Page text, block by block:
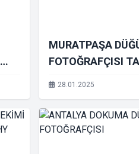
MURATPAŞA
FOTOĞRAFÇISI
YAPAR
28.01.2025